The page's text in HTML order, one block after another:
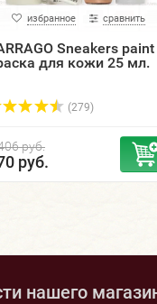
избранное сравнить
Sneakers paint
для кожи 25 мл.
(279)
руб.
руб.
нашего